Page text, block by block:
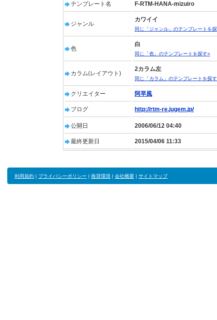
テンプレート名 F-RTM-HANA-mizuiro
ジャンル
カワイイ
同じ「ジャンル」のテンプレートを
色
白
同じ「色」のテンプレートを探す»
カラム(レイアウト)
2カラム左
同じ「カラム」のテンプレートを探
クリエイター 阿早風
ブログ http://rtm-re.jugem.jp/
公開日 2006/06/12 04:40
最終更新日 2015/04/06 11:33
利用規約 | プライバシーポリシー | 推奨環境 | 会社概要 | サイトマップ